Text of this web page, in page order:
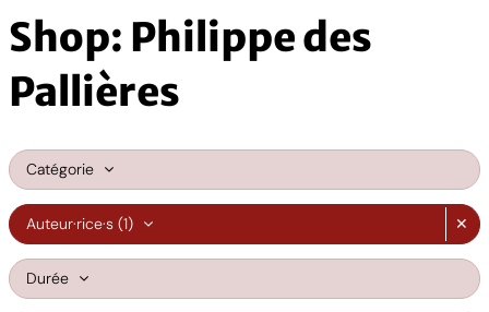
Shop: Philippe des
Pallières
Catégorie
Auteur·rice·s (1) ✕
Durée